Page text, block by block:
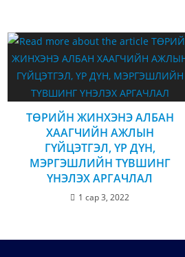
ТӨРИЙН ЖИНХЭНЭ АЛБАН
ХААГЧИЙН АЖЛЫН
ГҮЙЦЭТГЭЛ, ҮР ДҮН,
МЭРГЭШЛИЙН ТҮВШИНГ
ҮНЭЛЭХ АРГАЧЛАЛ
1 сар 3, 2022